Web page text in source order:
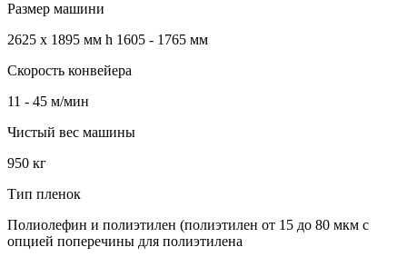
Размер машини
2625 x 1895 мм h 1605 - 1765 мм
Скорость конвейера
11 - 45 м/мин
Чистый вес машины
950 кг
Тип пленок
Полиолефин и полиэтилен (полиэтилен от 15 до 80 мкм с
опцией поперечины для полиэтилена